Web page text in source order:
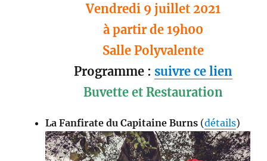
Vendredi 9 juillet 2021
à partir de 19h00
Salle Polyvalente
Programme : suivre ce lien
Buvette et Restauration
La Fanfirate du Capitaine Burns(détails)